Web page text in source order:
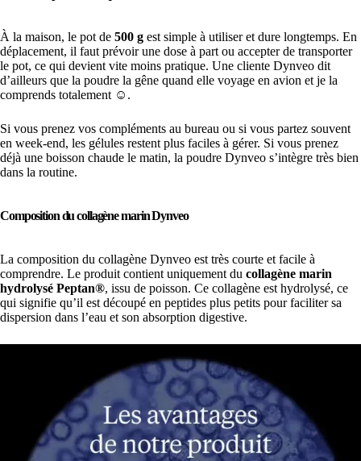
À la maison, le pot de 500 g est simple à utiliser et dure longtemps. En
déplacement, il faut prévoir une dose à part ou accepter de transporter
le pot, ce qui devient vite moins pratique. Une cliente Dynveo dit
d’ailleurs que la poudre la gêne quand elle voyage en avion et je la
comprends totalement ☺️.
Si vous prenez vos compléments au bureau ou si vous partez souvent
en week-end, les gélules restent plus faciles à gérer. Si vous prenez
déjà une boisson chaude le matin, la poudre Dynveo s’intègre très bien
dans la routine.
Composition du collagène marin Dynveo
La composition du collagène Dynveo est très courte et facile à
comprendre. Le produit contient uniquement du collagène marin
hydrolysé Peptan®, issu de poisson. Ce collagène est hydrolysé, ce
qui signifie qu’il est découpé en peptides plus petits pour faciliter sa
dispersion dans l’eau et son absorption digestive.